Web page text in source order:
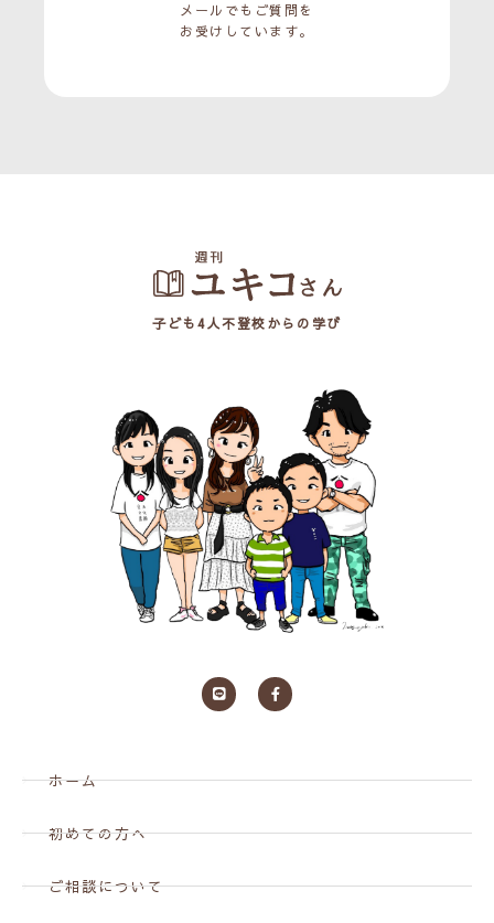
メールでもご質問を
お受けしています。
子ども4人不登校からの学び
ホーム
初めての方へ
ご相談について